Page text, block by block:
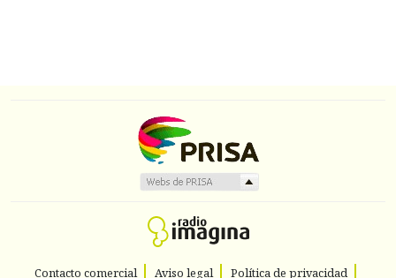
Contacto comercial Aviso legal Política de privacidad